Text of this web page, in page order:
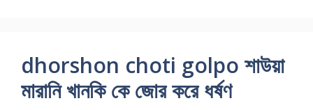
dhorshon choti golpo শাউয়া
মারানি খানকি কে জোর করে ধর্ষণ